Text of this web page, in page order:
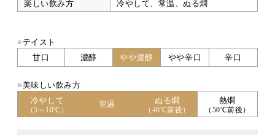
楽しい飲み方
冷やして、常温、ぬる燗
■ テイスト
甘口
濃醇 やや濃醇 やや辛口 辛口
■美味しい飲み方
冷やして
（5～10℃）
室温 ぬる燗
（40℃前後）
熱燗
（50℃前後）